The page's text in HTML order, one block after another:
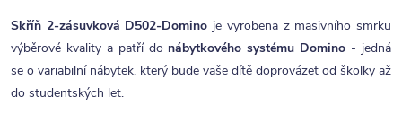
Skříň 2-zásuvková D502-Domino je vyrobena z masivního smrku
výběrové kvality a patří do nábytkového systému Domino - jedná
se o variabilní nábytek, který bude vaše dítě doprovázet od školky až
do studentských let.